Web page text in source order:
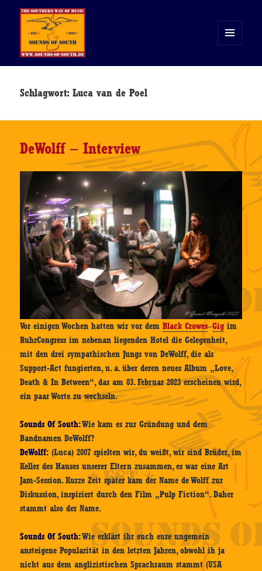
WIDGETS
Schlagwort:Luca van de Poel
DeWolff – Interview
Vor einigen Wochen hatten wir vor demBlack Crowes–Gig im
RuhrCongress im nebenan liegenden Hotel die Gelegenheit,
mit den drei sympathischen Jungs von DeWolff, die als
Support-Act fungierten, u. a. über deren neues Album „Love,
Death & In Between“, das am 03. Februar 2023 erscheinen wird,
ein paar Worte zu wechseln.
Sounds Of South:Wie kam es zur Gründung und dem
Bandnamen DeWolff?
DeWolff:(Luca) 2007 spielten wir, du weißt, wir sind Brüder, im
Keller des Hauses unserer Eltern zusammen, es war eine Art
Jam-Session. Kurze Zeit später kam der Name de Wolff zur
Diskussion, inspiriert durch den Film „Pulp Fiction“. Daher
stammt also der Name.
Sounds Of South:Wie erklärt ihr euch eure ungemein
ansteigene Popularität in den letzten Jahren, obwohl ih ja
nicht aus dem anglizistischen Sprachraum stammt (USA